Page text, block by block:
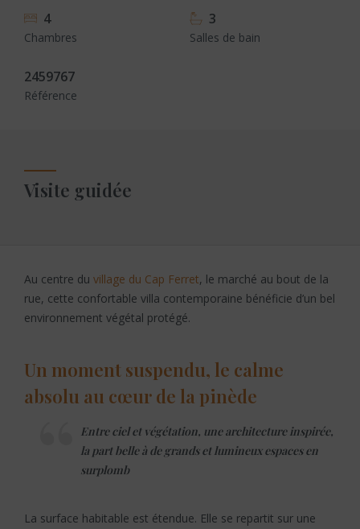
4
Chambres
3
Salles de bain
2459767
Référence
Visite guidée
Au centre du village du Cap Ferret, le marché au bout de la
rue, cette confortable villa contemporaine bénéficie d’un bel
environnement végétal protégé.
Un moment suspendu, le calme
absolu au cœur de la pinède
Entre ciel et végétation, une architecture inspirée,
la part belle à de grands et lumineux espaces en
surplomb
La surface habitable est étendue. Elle se repartit sur une